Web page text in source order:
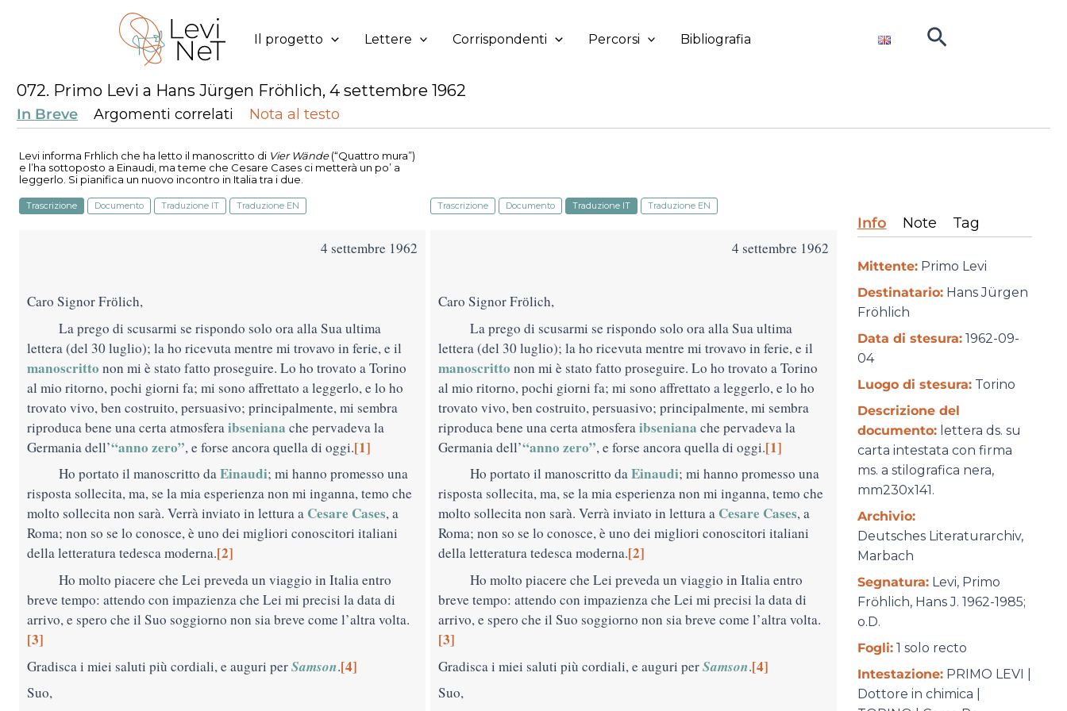
Il progetto Lettere Corrispondenti Percorsi Bibliografia Cerca
072. Primo Levi a Hans Jürgen Fröhlich, 4 settembre 1962
In Breve Argomenti correlati Nota al testo
Levi informa Frӧhlich che ha letto il manoscritto di Vier Wände(“Quattro mura”)
e l’ha sottoposto a Einaudi, ma teme che Cesare Cases ci metterà un po’ a
leggerlo. Si pianifica un nuovo incontro in Italia tra i due.
Trascrizione Documento Traduzione IT Traduzione EN
4 settembre 1962
Caro Signor Frӧlich,
La prego di scusarmi se rispondo solo ora alla Sua ultima
lettera (del 30 luglio); la ho ricevuta mentre mi trovavo in ferie, e il
manoscritto non mi è stato fatto proseguire. Lo ho trovato a Torino
al mio ritorno, pochi giorni fa; mi sono affrettato a leggerlo, e lo ho
trovato vivo, ben costruito, persuasivo; principalmente, mi sembra
riproduca bene una certa atmosferaibseniana che pervadeva la
Germania dell’“anno zero”, e forse ancora quella di oggi.[1]
Ho portato il manoscritto daEinaudi; mi hanno promesso una
risposta sollecita, ma, se la mia esperienza non mi inganna, temo che
molto sollecita non sarà. Verrà inviato in lettura a Cesare Cases, a
Roma; non so se lo conosce, è uno dei migliori conoscitori italiani
della letteratura tedesca moderna.[2]
Ho molto piacere che Lei preveda un viaggio in Italia entro
breve tempo: attendo con impazienza che Lei mi precisi la data di
arrivo, e spero che il Suo soggiorno non sia breve come l’altra volta.
[3]
Gradisca i miei saluti più cordiali, e auguri perSamson.[4]
Suo,
Trascrizione Documento Traduzione IT Traduzione EN
4 settembre 1962
Caro Signor Frӧlich,
La prego di scusarmi se rispondo solo ora alla Sua ultima
lettera (del 30 luglio); la ho ricevuta mentre mi trovavo in ferie, e il
manoscritto non mi è stato fatto proseguire. Lo ho trovato a Torino
al mio ritorno, pochi giorni fa; mi sono affrettato a leggerlo, e lo ho
trovato vivo, ben costruito, persuasivo; principalmente, mi sembra
riproduca bene una certa atmosferaibseniana che pervadeva la
Germania dell’“anno zero”, e forse ancora quella di oggi.[1]
Ho portato il manoscritto daEinaudi; mi hanno promesso una
risposta sollecita, ma, se la mia esperienza non mi inganna, temo che
molto sollecita non sarà. Verrà inviato in lettura a Cesare Cases, a
Roma; non so se lo conosce, è uno dei migliori conoscitori italiani
della letteratura tedesca moderna.[2]
Ho molto piacere che Lei preveda un viaggio in Italia entro
breve tempo: attendo con impazienza che Lei mi precisi la data di
arrivo, e spero che il Suo soggiorno non sia breve come l’altra volta.
[3]
Gradisca i miei saluti più cordiali, e auguri perSamson.[4]
Suo,
Info Note Tag
Mittente:Primo Levi
Destinatario:Hans Jürgen
Fröhlich
Data di stesura:1962-09-
04
Luogo di stesura:Torino
Descrizione del
documento: lettera ds. su
carta intestata con firma
ms. a stilografica nera,
mm230x141.
Archivio:
Deutsches Literaturarchiv,
Marbach
Segnatura:Levi, Primo
Frӧhlich, Hans J. 1962-1985;
o.D.
Fogli:1 solo recto
Intestazione:PRIMO LEVI |
Dottore in chimica |